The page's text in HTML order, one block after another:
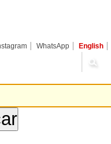
WhatsApp English